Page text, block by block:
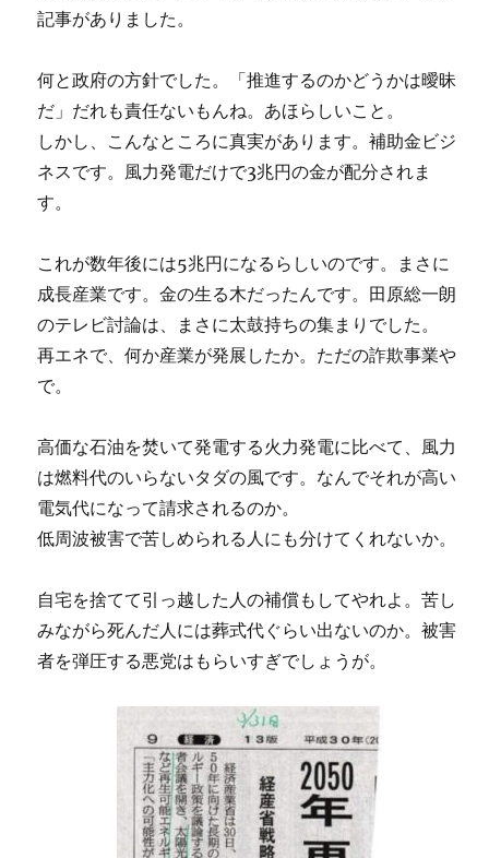
記事がありました。
何と政府の方針でした。「推進するのかどうかは曖昧
だ」だれも責任ないもんね。あほらしいこと。
しかし、こんなところに真実があります。補助金ビジ
ネスです。風力発電だけで3兆円の金が配分されま
す。
これが数年後には5兆円になるらしいのです。まさに
成長産業です。金の生る木だったんです。田原総一朗
のテレビ討論は、まさに太鼓持ちの集まりでした。
再エネで、何か産業が発展したか。ただの詐欺事業や
で。
高価な石油を焚いて発電する火力発電に比べて、風力
は燃料代のいらないタダの風です。なんでそれが高い
電気代になって請求されるのか。
低周波被害で苦しめられる人にも分けてくれないか。
自宅を捨てて引っ越した人の補償もしてやれよ。苦し
みながら死んだ人には葬式代ぐらい出ないのか。被害
者を弾圧する悪党はもらいすぎでしょうが。